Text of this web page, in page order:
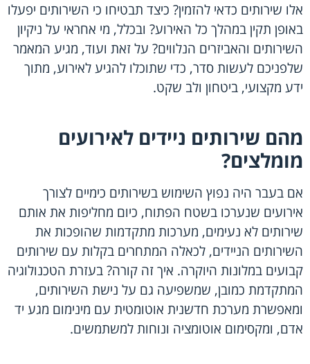
אלו שירותים כדאי להזמין? כיצד תבטיחו כי השירותים יפעלו
באופן תקין במהלך כל האירוע? ובכלל, מי אחראי על ניקיון
השירותים והאביזרים הנלווים? על זאת ועוד, מגיע המאמר
שלפניכם לעשות סדר, כדי שתוכלו להגיע לאירוע, מתוך
ידע מקצועי, ביטחון ולב שקט.
מהם שירותים ניידים לאירועים
מומלצים?
אם בעבר היה נפוץ השימוש בשירותים כימיים לצורך
אירועים שנערכו בשטח הפתוח, כיום מחליפות את אותם
שירותים לא נעימים, מערכות מתקדמות שהופכות את
השירותים הניידים, לכאלה המתחרים בקלות עם שירותים
קבועים במלונות היוקרה. איך זה קורה? בעזרת הטכנולוגיה
המתקדמת כמובן, שמשפיעה גם על נישת השירותים,
ומאפשרת מערכת חדשנית אוטומטית עם מינימום מגע יד
אדם, ומקסימום אוטומציה ונוחות למשתמשים.